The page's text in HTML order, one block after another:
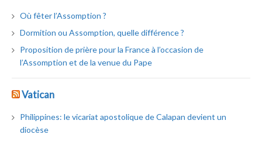
Où fêter l’Assomption ?
Dormition ou Assomption, quelle différence ?
Proposition de prière pour la France à l’occasion de
l’Assomption et de la venue du Pape
Vatican
Philippines: le vicariat apostolique de Calapan devient un
diocèse